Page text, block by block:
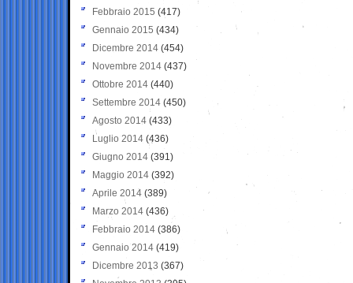
Febbraio 2015 (417)
Gennaio 2015 (434)
Dicembre 2014 (454)
Novembre 2014 (437)
Ottobre 2014 (440)
Settembre 2014 (450)
Agosto 2014 (433)
Luglio 2014 (436)
Giugno 2014 (391)
Maggio 2014 (392)
Aprile 2014 (389)
Marzo 2014 (436)
Febbraio 2014 (386)
Gennaio 2014 (419)
Dicembre 2013 (367)